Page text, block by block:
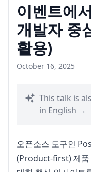
이벤트에
개발자 중
활용)
October 16, 2025
This talk is
in English →
오픈소스 도구인
(Product-first) 제품